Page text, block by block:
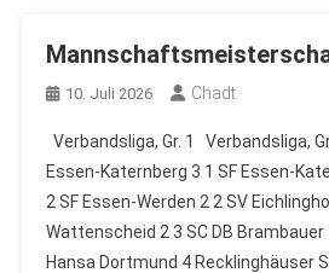
10. Juli 2026 Chadt
Verbandsliga, Gr. 1 Verbandsliga,
Essen-Katernberg 3 1 SF Essen-
2 SF Essen-Werden 2 2 SV
Wattenscheid 2 3 SC DB Brambauer
Hansa Dortmund 4 Recklinghäuser